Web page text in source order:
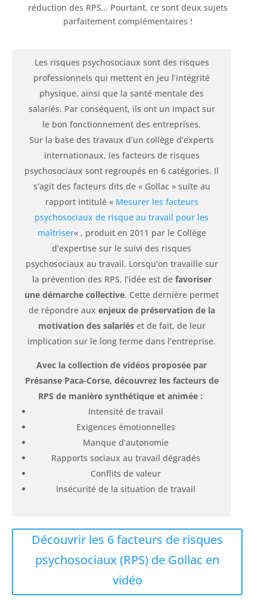
réduction des RPS… Pourtant, ce sont deux sujets
parfaitement complémentaires !
Les risques psychosociaux sont des risques
professionnels qui mettent en jeu l’intégrité
physique, ainsi que la santé mentale des
salariés. Par conséquent, ils ont un impact sur
le bon fonctionnement des entreprises.
Sur la base des travaux d’un collège d’experts
internationaux, les facteurs de risques
psychosociaux sont regroupés en 6 catégories. Il
s’agit des facteurs dits de « Gollac » suite au
rapport intitulé « Mesurer les facteurs
psychosociaux de risque au travail pour les
maîtriser« , produit en 2011 par le Collège
d’expertise sur le suivi des risques
psychosociaux au travail. Lorsqu’on travaille sur
la prévention des RPS, l’idée est de favoriser
une démarche collective. Cette dernière permet
de répondre aux enjeux de préservation de la
motivation des salariés et de fait, de leur
implication sur le long terme dans l’entreprise.
Avec la collection de vidéos proposée par
Présanse Paca-Corse, découvrez les facteurs de
RPS de manière synthétique et animée :
Intensité de travail
Exigences émotionnelles
Manque d’autonomie
Rapports sociaux au travail dégradés
Conflits de valeur
Insécurité de la situation de travail
Découvrir les 6 facteurs de risques
psychosociaux (RPS) de Gollac en
vidéo